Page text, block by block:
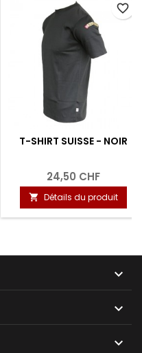
T-SHIRT SUISSE - NOIR
24,50 CHF
 Détails du produit
favorite_border


